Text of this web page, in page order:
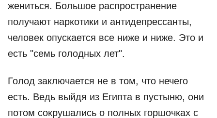
жениться. Большое распространение
получают наркотики и антидепрессанты,
человек опускается все ниже и ниже. Это и
есть "семь голодных лет".
Голод заключается не в том, что нечего
есть. Ведь выйдя из Египта в пустыню, они
потом сокрушались о полных горшочках с